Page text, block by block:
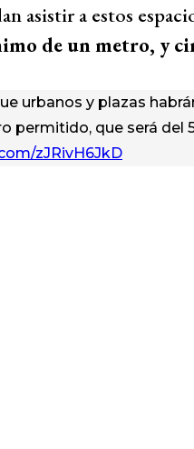
asistir a estos
de un metro, y
urbanos y plazas
permitido, que será del
zJRivH6JkD